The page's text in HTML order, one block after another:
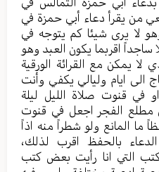
من يقرأ دعاء أبي حمزة في
لا يرى شيئا كم يتوجه في
ساجداً اقربما يكون العبد وهو
يمكن مع القرائة الورقية
الى ايام وليالي يكفي وأنت
في قنوت صلاة الليل ليلة
مطلع الفجر اجعل في قنوت
ما المانع ولو شطراً منه اذاً
الدعاء بالحفظ اقرب لذلك،
التي انا رأيت بعض كتب